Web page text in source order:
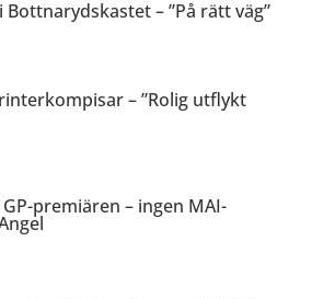
– ”På rätt väg”
– ”Rolig utflykt
premiären – ingen MAI-